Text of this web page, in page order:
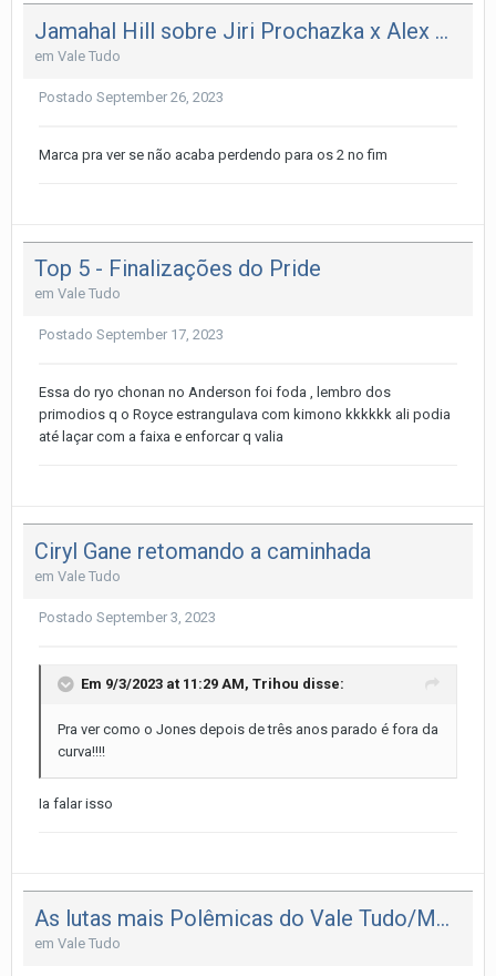
Jamahal Hill sobre Jiri Prochazka x Alex Poatan: Veremos quem se senta no trono ‘até o retorno do rei’
em Vale Tudo
Postado September 26, 2023
Marca pra ver se não acaba perdendo para os 2 no fim
Top 5 - Finalizações do Pride
em Vale Tudo
Postado September 17, 2023
Essa do ryo chonan no Anderson foi foda , lembro dos
primodios q o Royce estrangulava com kimono kkkkkk ali podia
até laçar com a faixa e enforcar q valia
Ciryl Gane retomando a caminhada
em Vale Tudo
Postado September 3, 2023
Em 9/3/2023 at 11:29 AM, Trihou disse:
Pra ver como o Jones depois de três anos parado é fora da
curva!!!!
Ia falar isso
As lutas mais Polêmicas do Vale Tudo/MMA
em Vale Tudo